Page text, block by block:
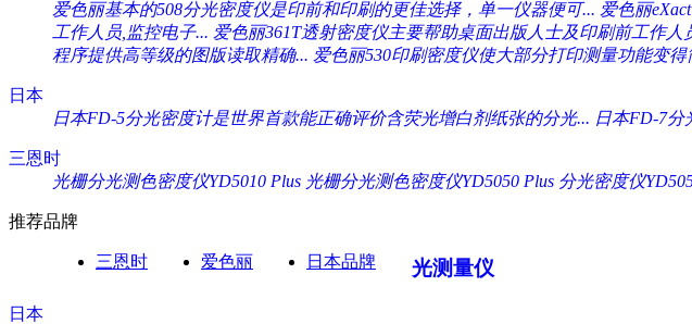
爱色丽基本的508分光密度仪是印前和印刷的更佳选择，单一仪器便可... 爱色丽
工作人员,监控电子... 爱色丽361T透射密度仪主要帮助桌面出版人士及印刷前工作人
程序提供高等级的图版读取精确... 爱色丽530印刷密度仪使大部分打印测量功能变
日本
日本FD-5分光密度计是世界首款能正确评价含荧光增白剂纸张的分光... 日本FD-7分
三恩时
光栅分光测色密度仪YD5010 Plus 光栅分光测色密度仪YD5050 Plus 分光密度仪
推荐品牌
三恩时 爱色丽 日本品牌 光测量仪
日本